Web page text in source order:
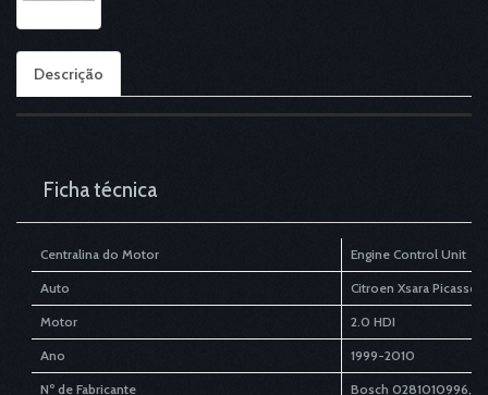
Descrição
Ficha técnica
Centralina do Motor Engine Control Unit
Auto Citroen Xsara Picasso
Motor 2.0 HDI
Ano 1999-2010
Nº de Fabricante Bosch 0281010996, 0